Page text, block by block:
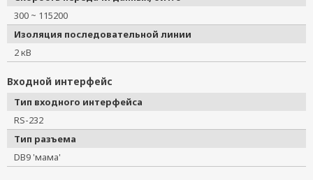
300 ~ 115200
Изоляция последовательной линии
2 кВ
Входной интерфейс
Тип входного интерфейса
RS-232
Тип разъема
DB9 'мама'